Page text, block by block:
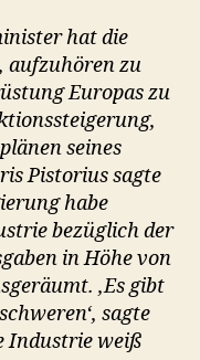
hat die
aufzuhören zu
Europas zu
seines
Pistorius sagte
habe
bezüglich der
in Höhe von
‚Es gibt
sagte
Industrie weiß